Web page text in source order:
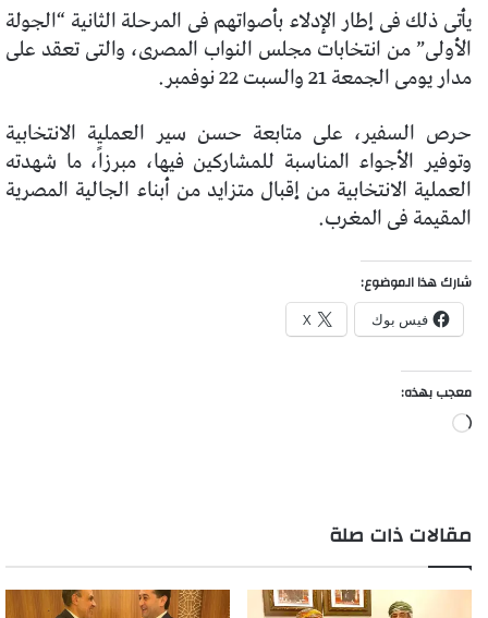
يأتى ذلك فى إطار الإدلاء بأصواتهم فى المرحلة الثانية “الجولة
الأولى” من انتخابات مجلس النواب المصرى، والتى تعقد على
مدار يومى الجمعة 21 والسبت 22 نوفمبر.
حرص السفير، على متابعة حسن سير العملية الانتخابية
وتوفير الأجواء المناسبة للمشاركين فيها، مبرزاً، ما شهدته
العملية الانتخابية من إقبال متزايد من أبناء الجالية المصرية
المقيمة فى المغرب.
شارك هذا الموضوع:
فيس بوك X
معجب بهذه:
جاري
مقالات ذات صلة